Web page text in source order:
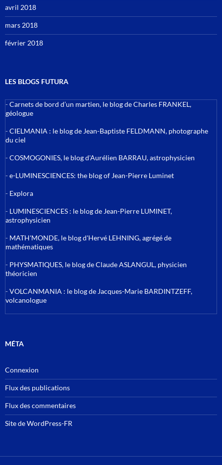
avril 2018
mars 2018
février 2018
LES BLOGS FUTURA
-Carnets de bord d’un martien, le blog de Charles FRANKEL,
géologue
-CIELMANIA : le blog de Jean-Baptiste FELDMANN, photographe
du ciel
-COSMOGONIES, le blog d'Aurélien BARRAU, astrophysicien
-e-LUMINESCIENCES: the blog of Jean-Pierre Luminet
- Explora
- LUMINESCIENCES : le blog de Jean-Pierre LUMINET,
astrophysicien
- MATH'MONDE, le blog d'Hervé LEHNING, agrégé de
mathématiques
- PHYSMATIQUES, le blog de Claude ASLANGUL, physicien
théoricien
-VOLCANMANIA : le blog de Jacques-Marie BARDINTZEFF,
volcanologue
MÉTA
Connexion
Flux des publications
Flux des commentaires
Site de WordPress-FR